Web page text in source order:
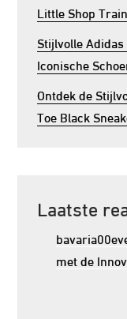
Little Shop
Stijlvolle
Iconische
Ontdek de
Toe Black
Laatste
met de